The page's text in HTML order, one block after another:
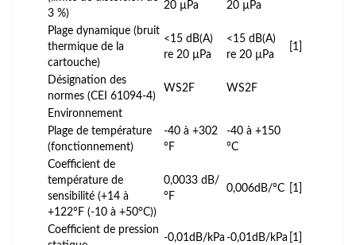
3 %)
20 µPa
20 µPa
Plage dynamique (bruit
thermique de la
cartouche)
<15 dB(A)
re 20 µPa
<15 dB(A)
re 20 µPa
[1]
Désignation des
normes (CEI 61094-4)
WS2F WS2F
Environnement
Plage de température
(fonctionnement)
-40 à +302
°F
-40 à +150
°C
Coefficient de
température de
sensibilité (+14 à
+122°F (-10 à +50°C))
0,0033 dB/
°F
0,006dB/°C [1]
Coefficient de pression
-0,01dB/kPa -0,01dB/kPa [1]